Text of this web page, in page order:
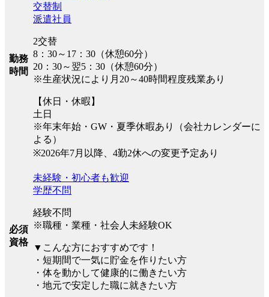
勤務
時間
交替制
派遣社員
2交替
8：30～17：30（休憩60分）
20：30～翌5：30（休憩60分）
※生産状況により月20～40時間程度残業あり
【休日・休暇】
土日
※年末年始・GW・夏季休暇あり（会社カレンダーに
よる）
※2026年7月以降、4勤2休への変更予定あり
必須
資格
未経験・初心者も歓迎
学歴不問
経験不問
※職種・業種・社会人未経験OK
▼こんな方におすすめです！
・短期間で一気に貯金を作りたい方
・体を動かして健康的に働きたい方
・地元で安定した職に就きたい方